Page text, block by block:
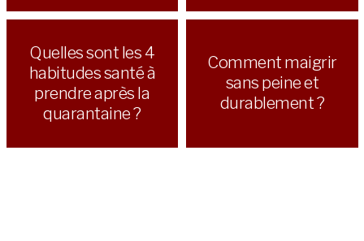
Quelles sont les 4
habitudes santé à
prendre après la
quarantaine ?
Comment maigrir
sans peine et
durablement ?